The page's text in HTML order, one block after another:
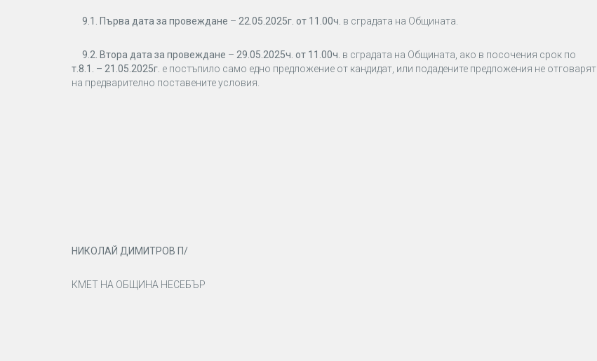
9.1. Първа дата за провеждане – 22.05.2025г . от 11.00ч. в сградата на Общината.
9.2. Втора дата за провеждане – 29.05.2025ч. от 11.00ч. в сградата на Общината, ако в посочения срок по
т.8.1. – 21.05.2025г. е постъпило само едно предложение от кандидат, или подадените предложения не отговарят
на предварително поставените условия.
НИКОЛАЙ ДИМИТРОВ П/
КМЕТ НА ОБЩИНА НЕСЕБЪР